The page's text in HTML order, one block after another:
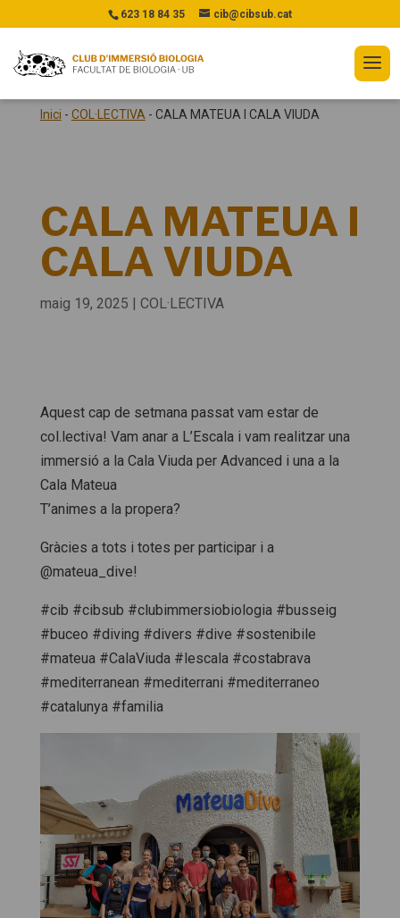
623 18 84 35 cib@cibsub.cat
Inici - COL·LECTIVA - CALA MATEUA I CALA VIUDA
CALA MATEUA I
CALA VIUDA
maig 19, 2025 | COL·LECTIVA
Aquest cap de setmana passat vam estar de
col.lectiva! Vam anar a L’Escala i vam realitzar una
immersió a la Cala Viuda per Advanced i una a la
Cala Mateua
T’animes a la propera?
Gràcies a tots i totes per participar i a
@mateua_dive!
#cib #cibsub #clubimmersiobiologia #busseig
#buceo #diving #divers #dive #sostenibile
#mateua #CalaViuda #lescala #costabrava
#mediterranean #mediterrani #mediterraneo
#catalunya #familia